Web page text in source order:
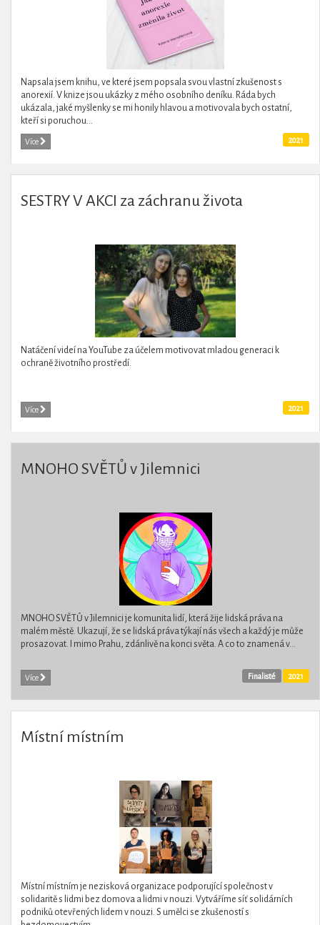
Napsala jsem knihu, ve které jsem popsala svou vlastní zkušenost s
anorexií. V knize jsou ukázky z mého osobního deníku. Ráda bych
ukázala, jaké myšlenky se mi honily hlavou a motivovala bych ostatní,
kteří si poruchou...
Více 2021
SESTRY V AKCI za záchranu života
Natáčení videí na YouTube za účelem motivovat mladou generaci k
ochraně životního prostředí.
Více 2021
MNOHO SVĚTŮ v Jilemnici
MNOHO SVĚTŮ v Jilemnici je komunita lidí, která žije lidská práva na
malém městě. Ukazují, že se lidská práva týkají nás všech a každý je může
prosazovat. I mimo Prahu, zdánlivě na konci světa. A co to znamená v...
Více 2021
Finalisté
Místní místním
Místní místním je nezisková organizace podporující společnost v
solidaritě s lidmi bez domova a lidmi v nouzi. Vytváříme síť solidárních
podniků otevřených lidem v nouzi. S umělci se zkušeností s